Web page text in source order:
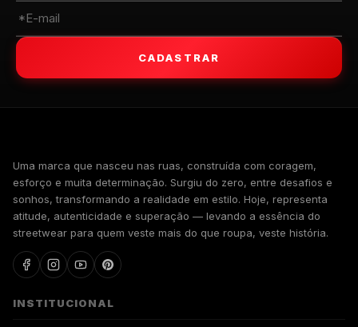
CADASTRAR
Uma marca que nasceu nas ruas, construída com coragem,
esforço e muita determinação. Surgiu do zero, entre desafios e
sonhos, transformando a realidade em estilo. Hoje, representa
atitude, autenticidade e superação — levando a essência do
streetwear para quem veste mais do que roupa, veste história.
INSTITUCIONAL